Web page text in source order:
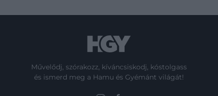
Művelődj, szórakozz, kíváncsiskodj, kóstolgass
és ismerd meg a Hamu és Gyémánt világát!